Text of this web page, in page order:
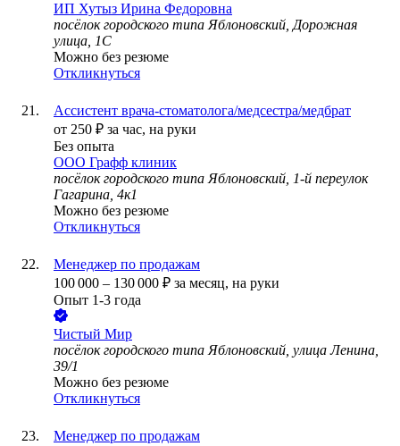
ИП Хутыз Ирина Федоровна
посёлок городского типа Яблоновский, Дорожная
улица, 1С
Можно без резюме
Откликнуться
Ассистент врача-стоматолога/медсестра/медбрат
от 250 ₽ за час, на руки
Без опыта
ООО Графф клиник
посёлок городского типа Яблоновский, 1-й переулок
Гагарина, 4к1
Можно без резюме
Откликнуться
Менеджер по продажам
100 000 – 130 000 ₽ за месяц, на руки
Опыт 1-3 года
Чистый Мир
посёлок городского типа Яблоновский, улица Ленина,
39/1
Можно без резюме
Откликнуться
Менеджер по продажам